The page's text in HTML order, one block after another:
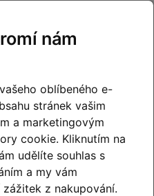
před prodejnou na
jízdyv bezprostředním
kola bez spěchu a
nám
oblíbeného e-
stránek vašim
a marketingovým
cookie. Kliknutím na
udělíte souhlas s
a my vám
z nakupování.